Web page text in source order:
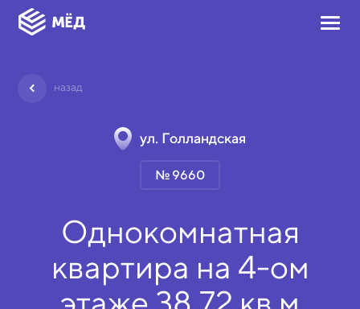
назад
ул. Голландская
№ 9660
Однокомнатная
квартира на 4-ом